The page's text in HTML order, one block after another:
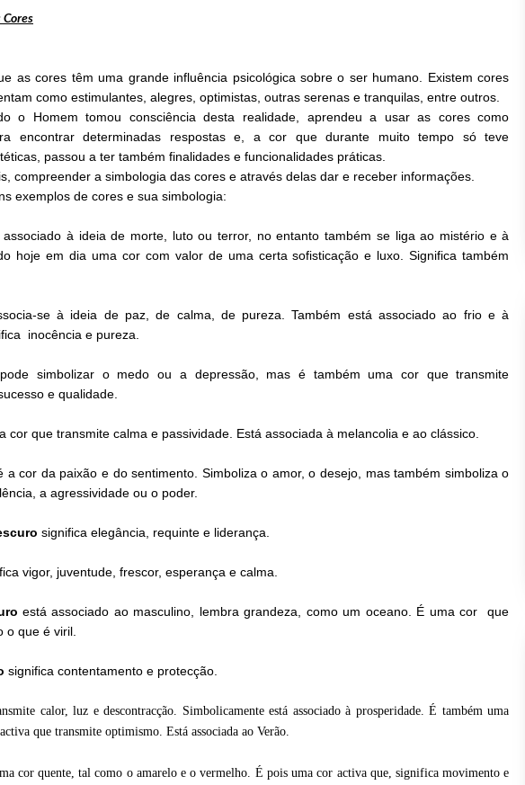
as cores têm uma grande influência psicológica sobre o ser humano. Existem cores
como estimulantes, alegres, optimistas, outras serenas e tranquilas, entre outros.
o Homem tomou consciência desta realidade, aprendeu a usar as cores como
encontrar determinadas respostas e, a cor que durante muito tempo só teve
passou a ter também finalidades e funcionalidades práticas.
compreender a simbologia das cores e através delas dar e receber informações.
exemplos de cores e sua simbologia:
associado à ideia de morte, luto ou terror, no entanto também se liga ao mistério e à
hoje em dia uma cor com valor de uma certa sofisticação e luxo. Significa também
se à ideia de paz, de calma, de pureza. Também está associado ao frio e à
inocência e pureza.
pode simbolizar o medo ou a depressão, mas é também uma cor que transmite
e qualidade.
cor que transmite calma e passividade. Está associada à melancolia e ao clássico.
a cor da paixão e do sentimento. Simboliza o amor, o desejo, mas também simboliza o
a agressividade ou o poder.
significa elegância, requinte e liderança.
vigor, juventude, frescor, esperança e calma.
está associado ao masculino, lembra grandeza, como um oceano. É uma cor que
o que é viril.
significa contentamento e protecção.
calor, luz e descontracção. Simbolicamente está associado à prosperidade. É também uma
que transmite optimismo. Está associada ao Verão.
cor quente, tal como o amarelo e o vermelho. É pois uma cor activa que, significa movimento e